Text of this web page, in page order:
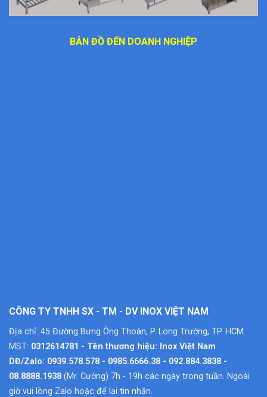
BẢN ĐỒ ĐẾN DOANH NGHIỆP
CÔNG TY TNHH SX - TM - DV INOX VIỆT NAM
Địa chỉ: 45 Đường Bưng Ông Thoàn, P. Long Trường, TP. HCM.
MST: 0312614781 - Tên thương hiệu: Inox Việt Nam
DĐ/Zalo: 0939.578.578 - 0985.6666.38 - 092.884.3838 -
08.8888.1938 (Mr. Cường) 7h - 19h các ngày trong tuần. Ngoài
giờ vui lòng Zalo hoặc để lại tin nhắn.